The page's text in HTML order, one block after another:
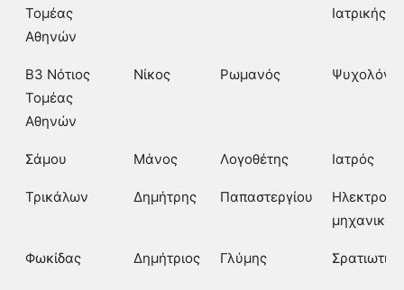
Τομέας
Αθηνών
Ιατρικής
Β3 Νότιος
Τομέας
Αθηνών
Νίκος Ρωμανός
Σάμου Μάνος Λογοθέτης Ιατρός
Τρικάλων Δημήτρης Παπαστεργίου
μηχανικός
Φωκίδας Δημήτριος Γλύμης